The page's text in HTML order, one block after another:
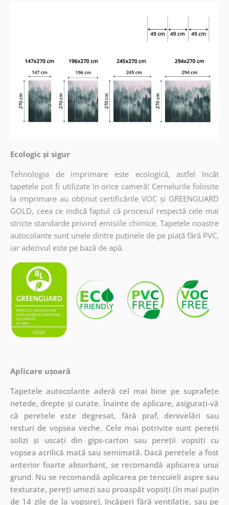
Ecologic și sigur
Tehnologia de imprimare este ecologică, astfel încât
tapetele pot fi utilizate în orice cameră! Cernelurile folosite
la imprimare au obținut certificările VOC și GREENGUARD
GOLD, ceea ce indică faptul că procesul respectă cele mai
stricte standarde privind emisiile chimice. Tapetele noastre
autocolante sunt unele dintre puținele de pe piață fără PVC,
iar adezivul este pe bază de apă.
Aplicare ușoară
Tapetele autocolante aderă cel mai bine pe suprafețe
netede, drepte și curate. Înainte de aplicare, asigurați-vă
că peretele este degresat, fără praf, denivelări sau
resturi de vopsea veche. Cele mai potrivite sunt pereții
solizi și uscați din gips-carton sau pereții vopsiți cu
vopsea acrilică mată sau semimată. Dacă peretele a fost
anterior foarte absorbant, se recomandă aplicarea unui
grund. Nu se recomandă aplicarea pe tencuieli aspre sau
texturate, pereți umezi sau proaspăt vopsiți (în mai puțin
de 14 zile de la vopsire), încăperi fără ventilație, sau pe